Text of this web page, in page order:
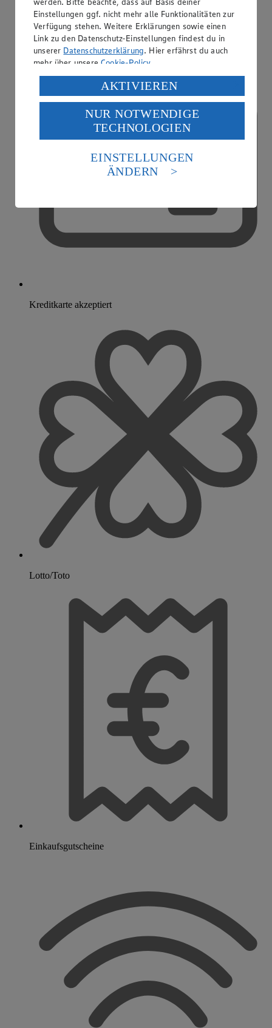
Handy-Aufladung
Kreditkarte akzeptiert
Lotto/Toto
Einkaufsgutscheine
Einstellungen ggf. nicht mehr alle Funktionalitäten zur
Verfügung stehen. Weitere Erklärungen sowie einen
Link zu den Datenschutz-Einstellungen findest du in
unserer Datenschutzerklärung. Hier erfährst du auch
mehr über unsereCookie-Policy.
Verarbeitung deiner personenbezogenen Daten in den
USA durch Facebook und YouTube:
Wenn du auf „Aktivieren“ klickst, willigst du im Sinne
des Art. 49 Abs. 1 Satz 1 lit. a) DSGVO ein, dass deine
Daten in den USA verarbeitet werden. Der EuGH sieht
die USA als Land mit einem nach europäischen
Standards nicht angemessenen Datenschutzniveau an.
Es besteht das Risiko eines Zugriffs durch US-
Informationen zum Herausgeber der Seite findest du
im
Impressum
AKTIVIEREN
NUR NOTWENDIGE
TECHNOLOGIEN
EINSTELLUNGEN
ÄNDERN